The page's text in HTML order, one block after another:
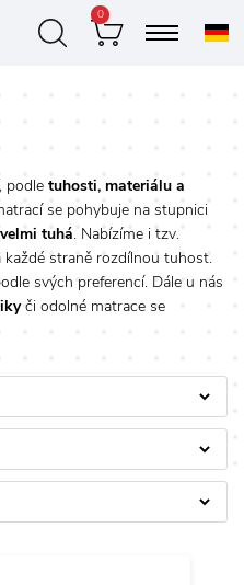
0
podle tuhosti, materiálu a
se pohybuje na stupnici
tuhá. Nabízíme i tzv.
každé straně rozdílnou tuhost.
svých preferencí. Dále u nás
či odolné matrace se